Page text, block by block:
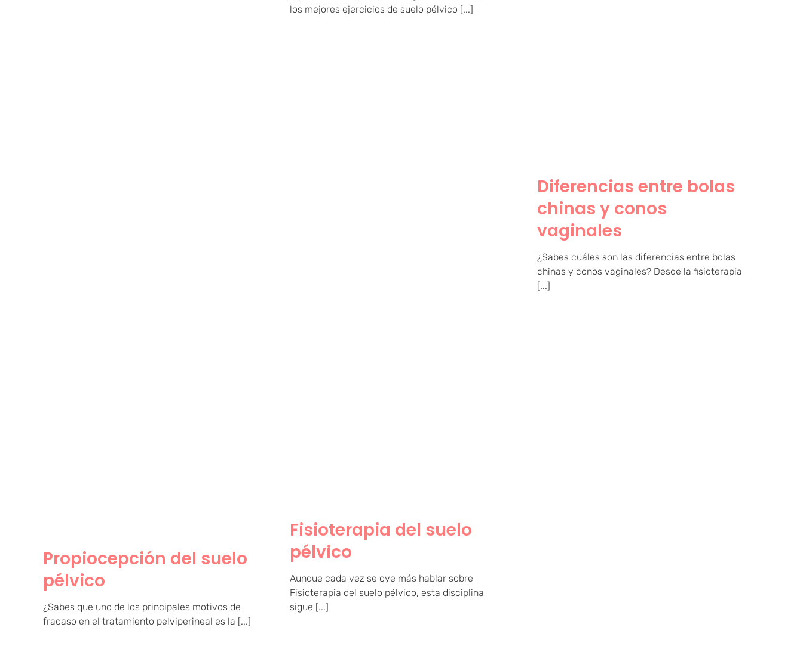
los mejores ejercicios de suelo pélvico [...]
Diferencias entre bolas
chinas y conos
vaginales
¿Sabes cuáles son las diferencias entre bolas
chinas y conos vaginales? Desde la fisioterapia
[...]
Propiocepción del suelo
pélvico
¿Sabes que uno de los principales motivos de
fracaso en el tratamiento pelviperineal es la [...]
Fisioterapia del suelo
pélvico
Aunque cada vez se oye más hablar sobre
Fisioterapia del suelo pélvico, esta disciplina
sigue [...]